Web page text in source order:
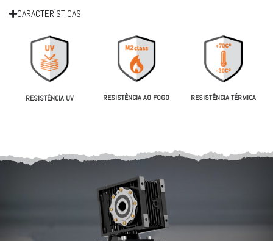
CARACTERÍSTICAS
RESISTÊNCIA UV RESISTÊNCIA AO FOGO RESISTÊNCIA TÉRMICA